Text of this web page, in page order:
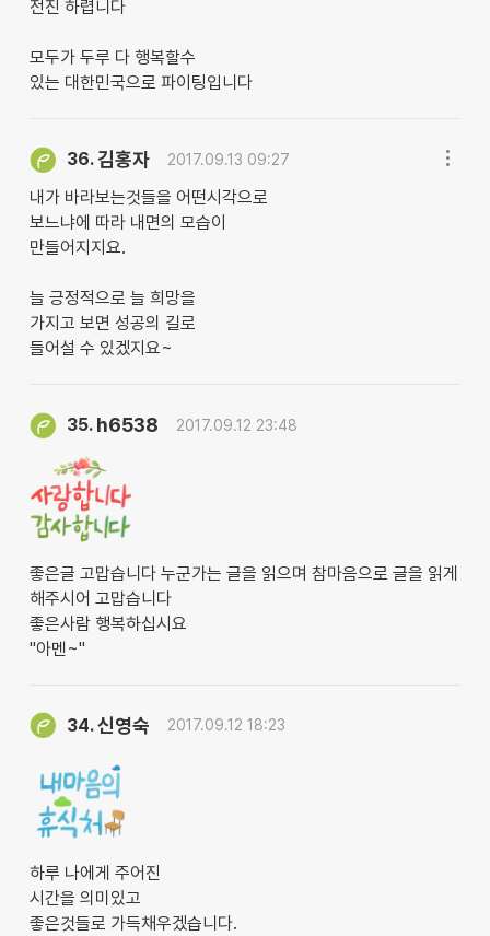
전진 하렵니다
모두가 두루 다 행복할수
있는 대한민국으로 파이팅입니다
36.김홍자 2017.09.13 09:27
내가 바라보는것들을 어떤시각으로
보느냐에 따라 내면의 모습이
만들어지지요.
늘 긍정적으로 늘 희망을
가지고 보면 성공의 길로
들어설 수 있겠지요~
35. h6538 2017.09.12 23:48
좋은글 고맙습니다 누군가는 글을 읽으며 참마음으로 글을 읽게
해주시어 고맙습니다
좋은사람 행복하십시요
"아멘~"
34.신영숙 2017.09.12 18:23
하루 나에게 주어진
시간을 의미있고
좋은것들로 가득채우겠습니다.